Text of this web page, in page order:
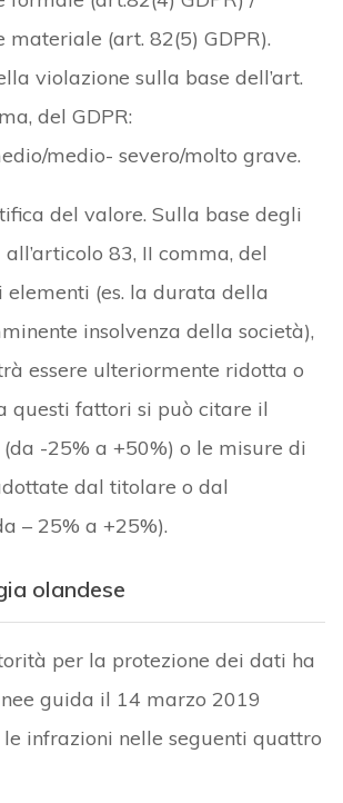
materiale (art. 82(5) GDPR).
violazione sulla base dell’art.
del GDPR:
medio- severo/molto grave.
del valore. Sulla base degli
83, II comma, del
elementi (es. la durata della
insolvenza della società),
essere ulteriormente ridotta o
questi fattori si può citare il
-25% a +50%) o le misure di
dal titolare o dal
– 25% a +25%).
olandese
per la protezione dei dati ha
guida il 14 marzo 2019
infrazioni nelle seguenti quattro